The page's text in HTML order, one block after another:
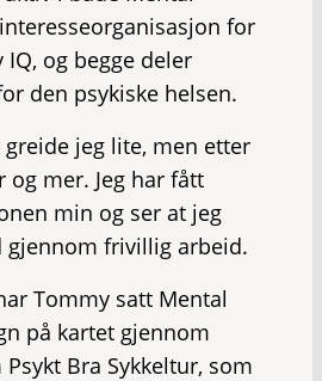
for
og begge deler
den psykiske helsen.
jeg lite, men etter
mer. Jeg har fått
min og ser at jeg
gjennom frivillig arbeid.
Tommy satt Mental
på kartet gjennom
Bra Sykkeltur, som